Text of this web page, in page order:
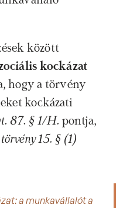
között
kockázat
hogy a törvény
kockázati
87. § 1/H. pontja,
a munkavállalót a